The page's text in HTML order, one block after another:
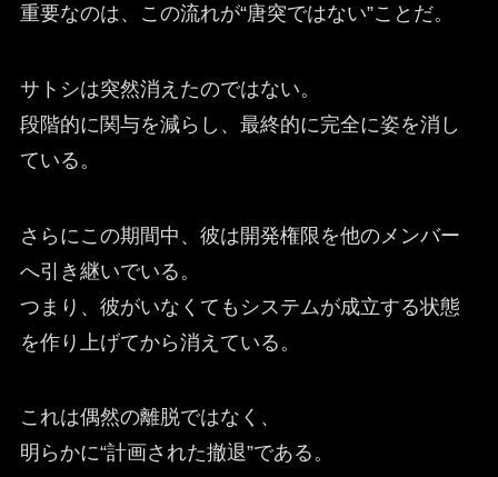
重要なのは、この流れが“唐突ではない”ことだ。
サトシは突然消えたのではない。
段階的に関与を減らし、最終的に完全に姿を消し
ている。
さらにこの期間中、彼は開発権限を他のメンバー
へ引き継いでいる。
つまり、彼がいなくてもシステムが成立する状態
を作り上げてから消えている。
これは偶然の離脱ではなく、
明らかに“計画された撤退”である。